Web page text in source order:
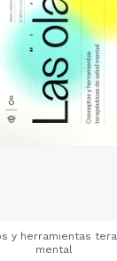
y herramientas
mental